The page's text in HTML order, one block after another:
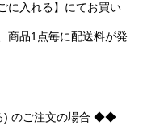
に入れる】にてお買い
商品1点毎に配送料が発
) のご注文の場合 ◆◆